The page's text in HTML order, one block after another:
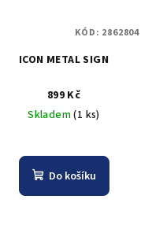
ICON METAL SIGN
899 Kč
Skladem(1 ks)
Do košíku
KÓD: 2862804